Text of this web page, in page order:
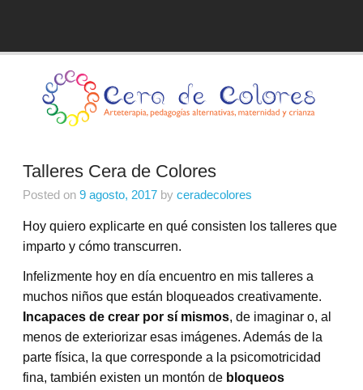
Talleres Cera de Colores
Posted on 9 agosto, 2017 by ceradecolores
Hoy quiero explicarte en qué consisten los talleres que
imparto y cómo transcurren.
Infelizmente hoy en día encuentro en mis talleres a
muchos niños que están bloqueados creativamente.
Incapaces de crear por sí mismos, de imaginar o, al
menos de exteriorizar esas imágenes. Además de la
parte física, la que corresponde a la psicomotricidad
fina, también existen un montón de bloqueos